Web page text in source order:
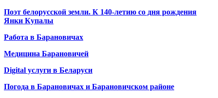
Поэт белорусской земли. К 140-летию со дня рождения
Янки Купалы
Работа в Барановичах
Медицина Барановичей
Digital услуги в Беларуси
Погода в Барановичах и Барановичском районе